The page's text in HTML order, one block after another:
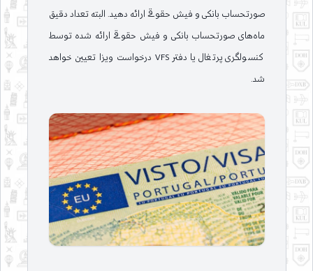
صورتحساب بانکی و فیش حقوقی ارائه دهید. البته تعداد دقیق
ماه‌های صورتحساب بانکی و فیش حقوقی ارائه شده توسط
کنسولگری پرتغال یا دفتر VFS درخواست ویزا تعیین خواهد
شد.